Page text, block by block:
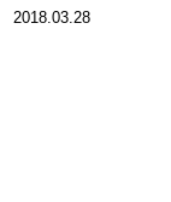
2018.03.28